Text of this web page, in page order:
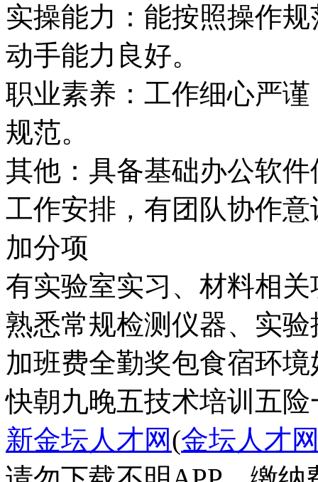
实操能力：能按照操作
动手能力良好。
职业素养：工作细心严
规范。
其他：具备基础办公软
工作安排，有团队协作意
加分项
有实验室实习、材料相
熟悉常规检测仪器、实
加班费全勤奖包食宿环境
快朝九晚五技术培训 五险
新金坛人才网(金坛人才